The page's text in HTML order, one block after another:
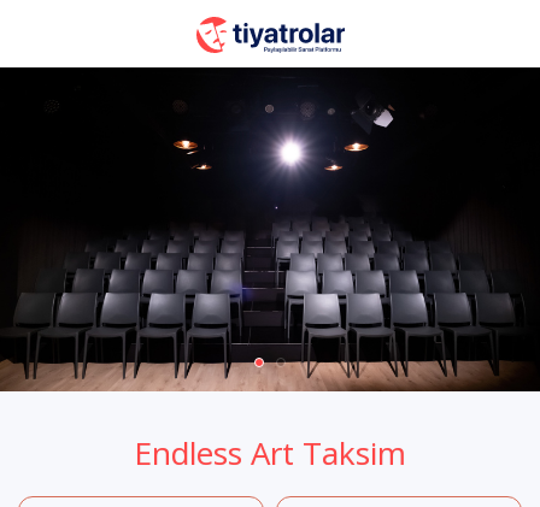
Endless Art Taksim